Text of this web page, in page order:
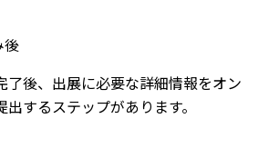
後
了後、出展に必要な詳細情報をオン
出するステップがあります。